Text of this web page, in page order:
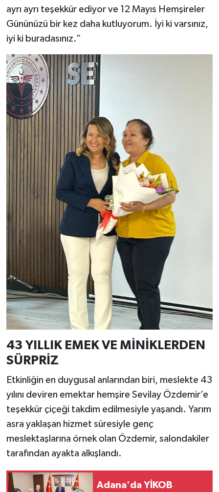
ayrı ayrı teşekkür ediyor ve 12 Mayıs Hemşireler
Gününüzü bir kez daha kutluyorum. İyi ki varsınız,
iyi ki buradasınız.”
43 YILLIK EMEK VE MİNİKLERDEN
SÜRPRİZ
Etkinliğin en duygusal anlarından biri, meslekte 43
yılını deviren emektar hemşire Sevilay Özdemir’e
teşekkür çiçeği takdim edilmesiyle yaşandı. Yarım
asra yaklaşan hizmet süresiyle genç
meslektaşlarına örnek olan Özdemir, salondakiler
tarafından ayakta alkışlandı.
Adana'da YİKOB